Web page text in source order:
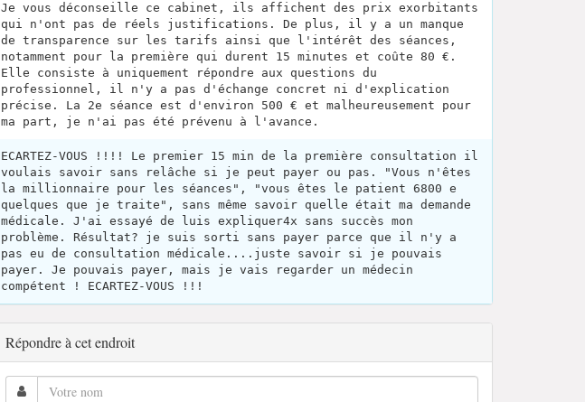
Je vous déconseille ce cabinet, ils affichent des prix exorbitants
qui n'ont pas de réels justifications. De plus, il y a un manque
de transparence sur les tarifs ainsi que l'intérêt des séances,
notamment pour la première qui durent 15 minutes et coûte 80 €.
Elle consiste à uniquement répondre aux questions du
professionnel, il n'y a pas d'échange concret ni d'explication
précise. La 2e séance est d'environ 500 € et malheureusement pour
ma part, je n'ai pas été prévenu à l'avance.
ECARTEZ-VOUS !!!! Le premier 15 min de la première consultation il
voulais savoir sans relâche si je peut payer ou pas. "Vous n'êtes
la millionnaire pour les séances", "vous êtes le patient 6800 e
quelques que je traite", sans même savoir quelle était ma demande
médicale. J'ai essayé de luis expliquer4x sans succès mon
problème. Résultat? je suis sorti sans payer parce que il n'y a
pas eu de consultation médicale....juste savoir si je pouvais
payer. Je pouvais payer, mais je vais regarder un médecin
compétent ! ECARTEZ-VOUS !!!
Répondre à cet endroit